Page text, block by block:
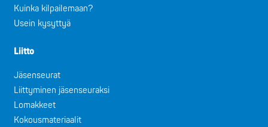
Kuinka kilpailemaan?
Usein kysyttyä
Liitto
Jäsenseurat
Liittyminen jäsenseuraksi
Lomakkeet
Kokousmateriaalit